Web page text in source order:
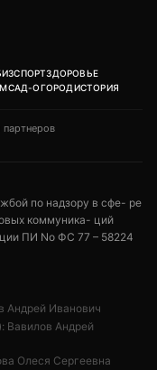
СПОРТЗДОРОВЬЕ
САД-ОГОРОДИСТОРИЯ
партнеров
по надзору в сфе- ре
коммуника- ций
ПИ No ФС 77 – 58224
Андрей Иванович
Вавилов Андрей
Олеся Сергеевна